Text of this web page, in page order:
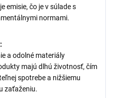
emisie, čo je v súlade s
normami.
a odolné materiály
majú dlhú životnosť, čím
spotrebe a nižšiemu
zaťaženiu.